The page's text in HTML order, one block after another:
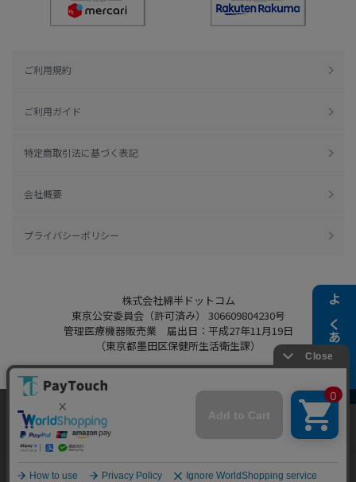
よくある質問
ご利用規約
ご利用ガイド
特定商取引法に基づく表記
会社概要
プライバシーポリシー
株式会社綿半ドットコム
東京公安委員会（許可済み） 306609804230号
管理医療機器販売業 届出日：平成27年11月19日
（東京都墨田区保健所生活衛生課）
Copyright 2022
Powered by Watahan Partners Co., Ltd.
当ウェブサイトでは、お客様により良いサービス
をご提供するため、クッキーを利用しています。
サイト利用を継続することにより、クッキーの使
細はこちら」をご覧ください。
同意する